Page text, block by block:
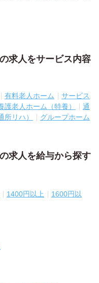
求人をサービス内容
有料老人ホーム
サービス
護老人ホーム（特養）
通
所リハ）
グループホーム
求人を給与から探す
1400円以上
1600円以